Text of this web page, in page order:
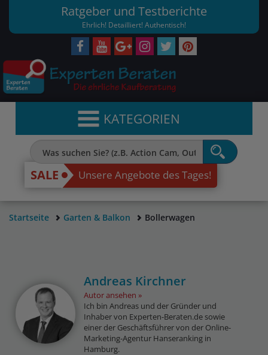
Ratgeber und Testberichte
Ehrlich! Detailliert! Authentisch!
KATEGORIEN
SALE Unsere Angebote des Tages!
Startseite Garten & Balkon Bollerwagen
Andreas Kirchner
Autor ansehen
Ich bin Andreas und der Gründer und
Inhaber von Experten-Beraten.de sowie
einer der Geschäftsführer von der Online-
Marketing-Agentur Hanseranking in
Hamburg.